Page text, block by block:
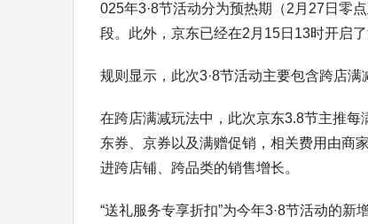
025年3·8节活动分为预热期（2月27日零
段。此外，京东已经在2月15日13时开启
规则显示，此次3·8节活动主要包含跨店满
在跨店满减玩法中，此次京东3.8节主推每
东券、京券以及满赠促销，相关费用由商
进跨店铺、跨品类的销售增长。
“送礼服务专享折扣”为今年3·8节活动的